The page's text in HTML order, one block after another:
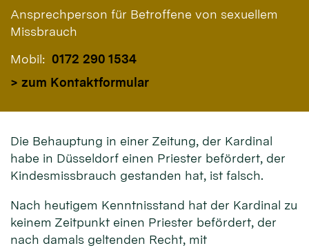
Ansprechperson für Betroffene von sexuellem
Missbrauch
Mobil: 0172 290 1534
> zum Kontaktformular
Die Behauptung in einer Zeitung, der Kardinal
habe in Düsseldorf einen Priester befördert, der
Kindesmissbrauch gestanden hat, ist falsch.
Nach heutigem Kenntnisstand hat der Kardinal zu
keinem Zeitpunkt einen Priester befördert, der
nach damals geltenden Recht, mit